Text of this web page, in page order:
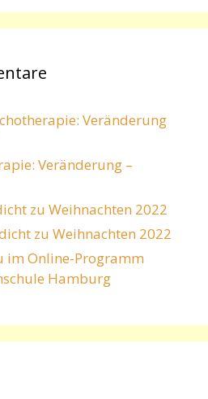
Veränderung
Veränderung –
zu Weihnachten 2022
zu Weihnachten 2022
im Online-Programm
Hamburg